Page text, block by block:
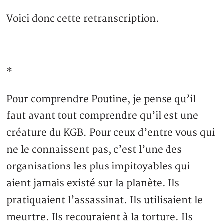
Voici donc cette retranscription.
*
Pour comprendre Poutine, je pense qu’il
faut avant tout comprendre qu’il est une
créature du KGB. Pour ceux d’entre vous qui
ne le connaissent pas, c’est l’une des
organisations les plus impitoyables qui
aient jamais existé sur la planète. Ils
pratiquaient l’assassinat. Ils utilisaient le
meurtre. Ils recouraient à la torture. Ils